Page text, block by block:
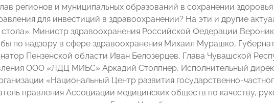
регионов и муниципальных образований в сохранении
для инвестиций в здравоохранении? На эти и другие
стола»: Министр здравоохранения Российской Федерации
по надзору в сфере здравоохранения Михаил Мурашко,
Пензенской области Иван Белозерцев, Глава Чувашской
ООО «ЛДЦ МИБС» Аркадий Столпнер, Исполнительный
«Национальный Центр развития государственно-
правления Ассоциации медицинских обществ по качеству,